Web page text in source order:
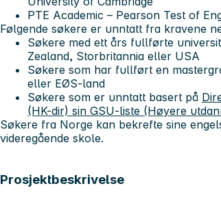
PTE Academic – Pearson Test of
Følgende søkere er unntatt fra kravene
Søkere med ett års fullførte
Zealand, Storbritannia eller USA
Søkere som har fullført en
eller EØS-land
Søkere som er unntatt basert på
(HK-dir) sin GSU-liste (Høyere
Søkere fra Norge kan bekrefte sine
videregående skole.
Prosjektbeskrivelse